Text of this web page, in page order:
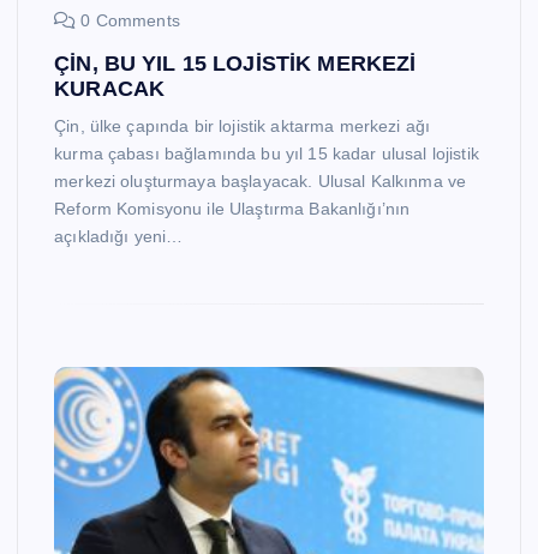
0 Comments
ÇİN, BU YIL 15 LOJİSTİK MERKEZİ
KURACAK
Çin, ülke çapında bir lojistik aktarma merkezi ağı
kurma çabası bağlamında bu yıl 15 kadar ulusal lojistik
merkezi oluşturmaya başlayacak. Ulusal Kalkınma ve
Reform Komisyonu ile Ulaştırma Bakanlığı’nın
açıkladığı yeni…